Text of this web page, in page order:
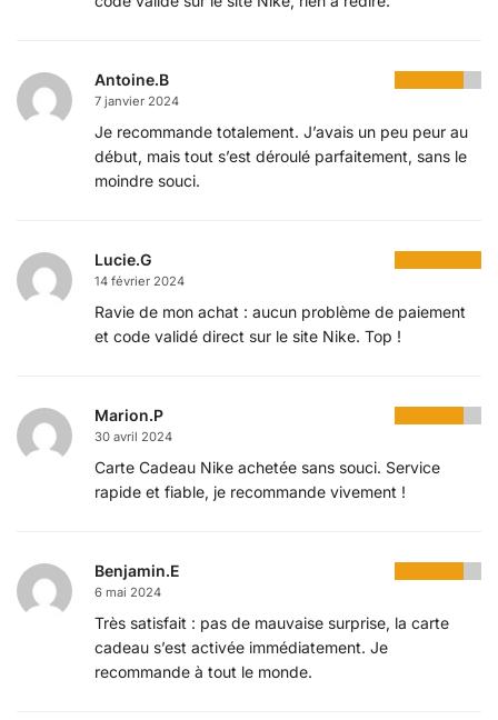
Antoine.B
7 janvier 2024
Je recommande totalement. J’avais un peu peur au
début, mais tout s’est déroulé parfaitement, sans le
moindre souci.
Lucie.G
14 février 2024
Ravie de mon achat : aucun problème de paiement
et code validé direct sur le site Nike. Top !
Marion.P
30 avril 2024
Carte Cadeau Nike achetée sans souci. Service
rapide et fiable, je recommande vivement !
Benjamin.E
6 mai 2024
Très satisfait : pas de mauvaise surprise, la carte
cadeau s’est activée immédiatement. Je
recommande à tout le monde.